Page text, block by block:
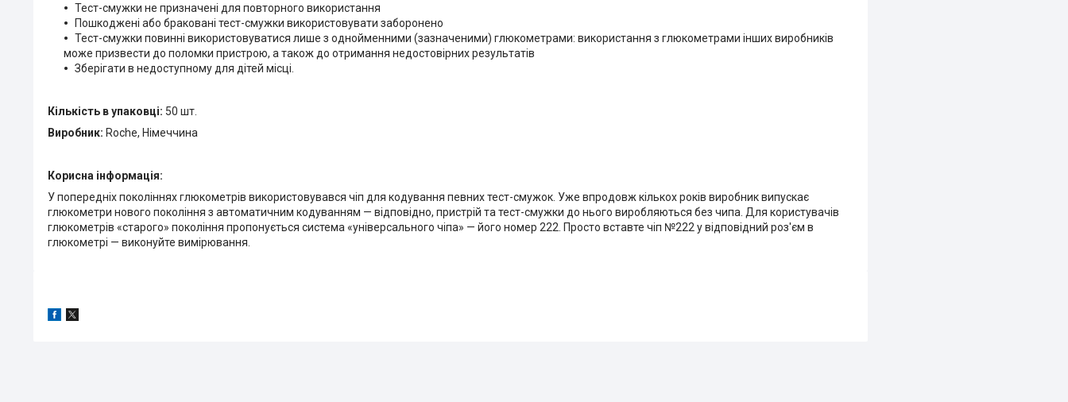
Тест-смужки не призначені для повторного використання
Пошкоджені або браковані тест-смужки використовувати заборонено
Тест-смужки повинні використовуватися лише з однойменними (зазначеними) глюкометрами: використання з глюкометрами інших виробників
може призвести до поломки пристрою, а також до отримання недостовірних результатів
Зберігати в недоступному для дітей місці.
Кількість в упаковці: 50 шт.
Виробник: Roche, Німеччина
Корисна інформація:
У попередніх поколіннях глюкометрів використовувався чіп для кодування певних тест-смужок. Уже впродовж кількох років виробник випускає
глюкометри нового покоління з автоматичним кодуванням — відповідно, пристрій та тест-смужки до нього виробляються без чипа. Для користувачів
глюкометрів «старого» покоління пропонується система «універсального чіпа» — його номер 222. Просто вставте чіп №222 у відповідний роз'єм в
глюкометрі — виконуйте вимірювання.